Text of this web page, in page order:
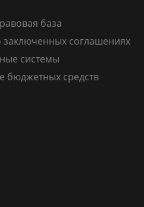
база
соглашениях
системы
бюджетных средств